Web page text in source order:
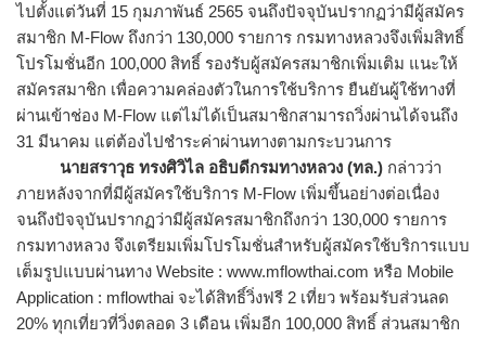
ไปตั้งแต่วันที่ 15 กุมภาพันธ์ 2565 จนถึงปัจจุบันปรากฏว่ามีผู้สมัคร
สมาชิก M-Flow ถึงกว่า 130,000 รายการ กรมทางหลวงจึงเพิ่มสิทธิ์
โปรโมชั่นอีก 100,000 สิทธิ์ รองรับผู้สมัครสมาชิกเพิ่มเติม แนะให้
สมัครสมาชิก เพื่อความคล่องตัวในการใช้บริการ ยืนยันผู้ใช้ทางที่
ผ่านเข้าช่อง M-Flow แต่ไม่ได้เป็นสมาชิกสามารถวิ่งผ่านได้จนถึง
31 มีนาคม แต่ต้องไปชำระค่าผ่านทางตามกระบวนการ
นายสราวุธ ทรงศิวิไล อธิบดีกรมทางหลวง (ทล.) กล่าวว่า
ภายหลังจากที่มีผู้สมัครใช้บริการ M-Flow เพิ่มขึ้นอย่างต่อเนื่อง
จนถึงปัจจุบันปรากฏว่ามีผู้สมัครสมาชิกถึงกว่า 130,000 รายการ
กรมทางหลวง จึงเตรียมเพิ่มโปรโมชั่นสำหรับผู้สมัครใช้บริการแบบ
เต็มรูปแบบผ่านทาง Website : www.mflowthai.com หรือ Mobile
Application : mflowthai จะได้สิทธิ์วิ่งฟรี 2 เที่ยว พร้อมรับส่วนลด
20% ทุกเที่ยวที่วิ่งตลอด 3 เดือน เพิ่มอีก 100,000 สิทธิ์ ส่วนสมาชิก